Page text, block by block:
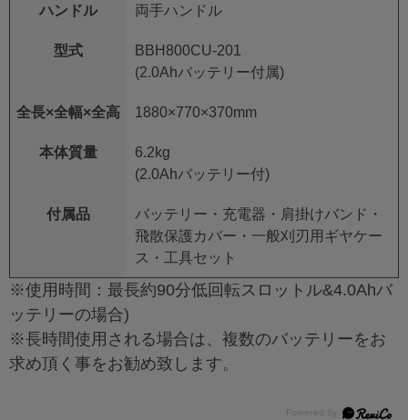
ハンドル 両手ハンドル
型式
BBH800CU-201
(2.0Ahバッテリー付属)
全長×全幅×全高 1880×770×370mm
本体質量
6.2kg
(2.0Ahバッテリー付)
付属品
バッテリー・充電器・肩掛けバンド・
飛散保護カバー・一般刈刃用ギヤケー
ス・工具セット
※使用時間：最長約90分低回転スロットル&4.0Ahバ
ッテリーの場合)
※長時間使用される場合は、複数のバッテリーをお
求め頂く事をお勧め致します。